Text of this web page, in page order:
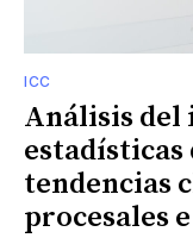
ICC
Análisis del
estadísticas
tendencias
procesales